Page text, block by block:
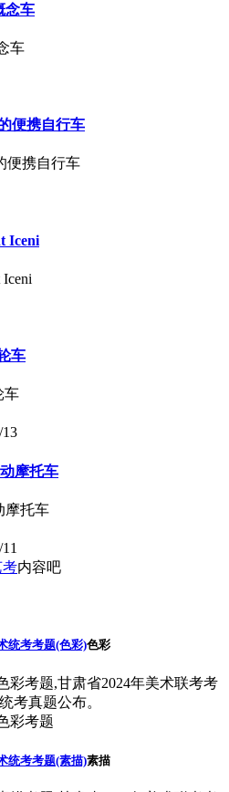
念车
车
便携自行车
便携自行车
Iceni
车
车
13
摩托车
摩托车
考内容吧
统考考题(色彩)色彩
彩考题,甘肃省2024年美术联考考
考真题公布。
统考考题(素描)素描